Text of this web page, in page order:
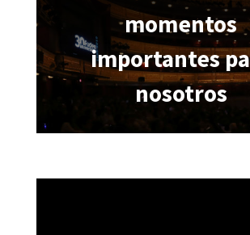
momentos
importantes
nosotros